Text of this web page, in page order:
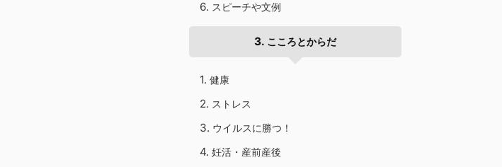
スピーチや文例
こころとからだ
健康
ストレス
ウイルスに勝つ！
妊活・産前産後